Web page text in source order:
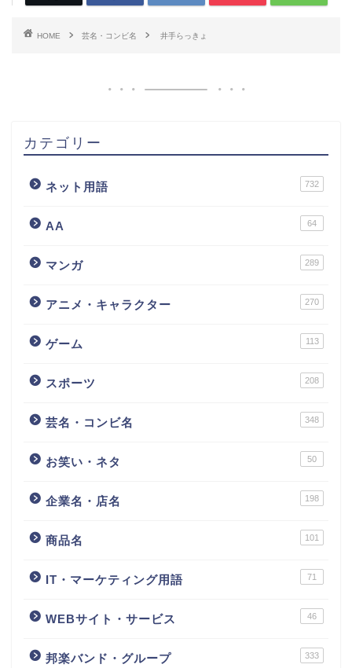
HOME 芸名・コンビ名 井手らっきょ
カテゴリー
ネット用語 732
AA 64
マンガ 289
アニメ・キャラクター 270
ゲーム 113
スポーツ 208
芸名・コンビ名 348
お笑い・ネタ 50
企業名・店名 198
商品名 101
IT・マーケティング用語 71
WEBサイト・サービス 46
邦楽バンド・グループ 333